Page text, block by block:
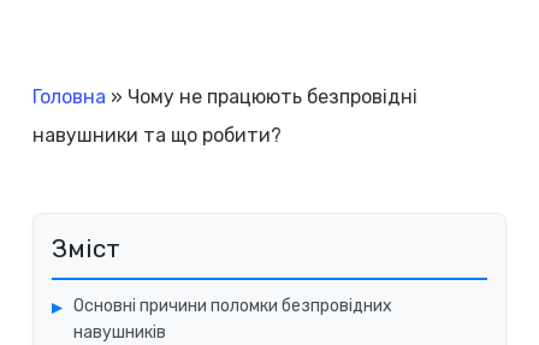
Головна » Чому не працюють безпровідні
навушники та що робити?
Зміст
Основні причини поломки безпровідних
навушників